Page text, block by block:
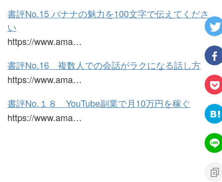
書評No.15 バナナの魅力を100文字で伝えてくださ
い
https://www.ama…
書評No.16 複数人での会話がラクになる話し方
https://www.ama…
書評No.１８ YouTube副業で月10万円を稼ぐ
https://www.ama…